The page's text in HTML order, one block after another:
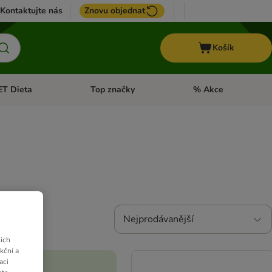
Kontaktujte nás Znovu objednat
Košík
menu: Koně
Dieta Otevřít menu: + VET Dieta
Top značky Otevřít menu: Top
% Akce
Nejprodávanější
a